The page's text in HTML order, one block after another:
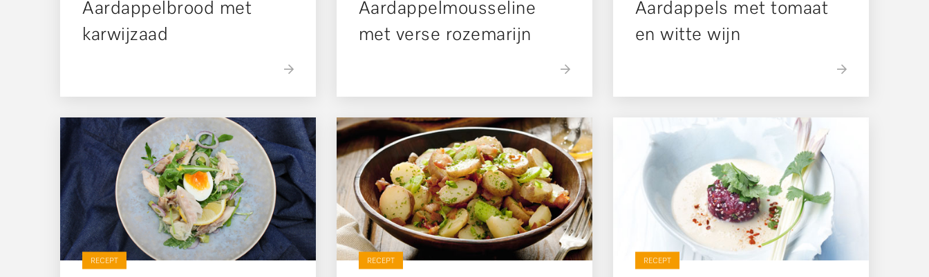
Aardappelbrood met
karwijzaad
Aardappelmousseline
met verse rozemarijn
Aardappels met tomaat
en witte wijn
RECEPT RECEPT RECEPT